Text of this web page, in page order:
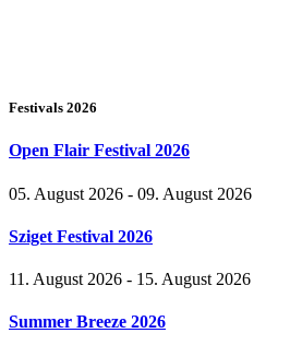
Festivals 2026
Open Flair Festival 2026
05. August 2026 - 09. August 2026
Sziget Festival 2026
11. August 2026 - 15. August 2026
Summer Breeze 2026